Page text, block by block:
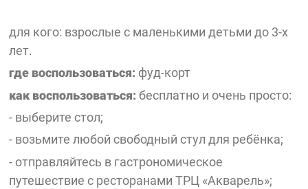
для кого: взрослые с маленькими детьми до 3-х
лет.
где воспользоваться: фуд-корт
как воспользоваться: бесплатно и очень просто:
- выберите стол;
- возьмите любой свободный стул для ребёнка;
- отправляйтесь в гастрономическое
путешествие с ресторанами ТРЦ «Акварель»;